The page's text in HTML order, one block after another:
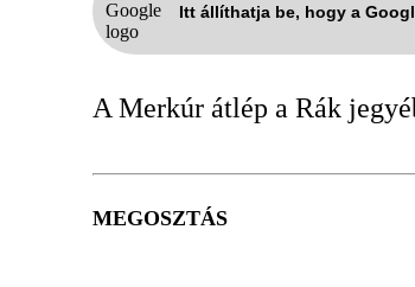
Itt állíthatja be, hogy a
A Merkúr átlép a Rák
MEGOSZTÁS